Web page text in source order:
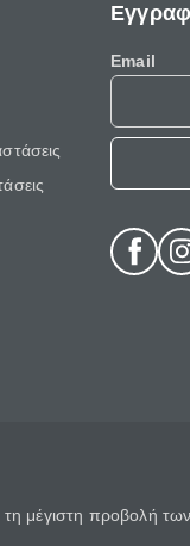
Email
μέγιστη προβολή